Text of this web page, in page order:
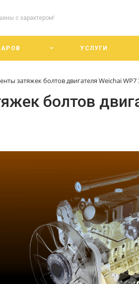
нашими специалистами и
принимаете условия его
с характером!
УСЛУГИ
затяжек болтов двигателя Weichai WP7
болтов